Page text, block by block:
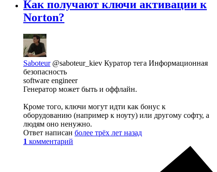
Как получают ключи активации к
Norton?
Saboteur @saboteur_kiev Куратор тега Информационная
безопасность
software engineer
Генератор может быть и оффлайн.
Кроме того, ключи могут идти как бонус к
оборудованию (например к ноуту) или другому софту, а
людям оно ненужно.
Ответ написан более трёх лет назад
1 комментарий